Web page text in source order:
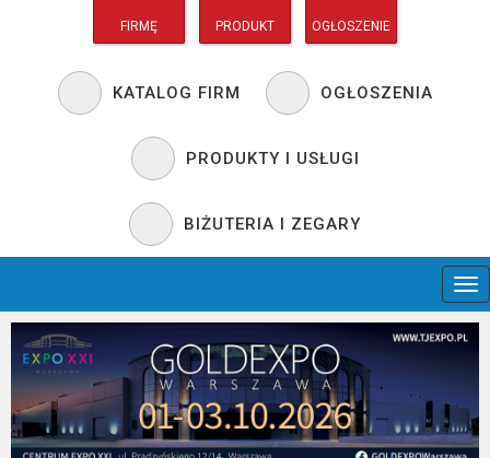
FIRMĘ PRODUKT OGŁOSZENIE
KATALOG FIRM OGŁOSZENIA
PRODUKTY I USŁUGI
BIŻUTERIA I ZEGARY